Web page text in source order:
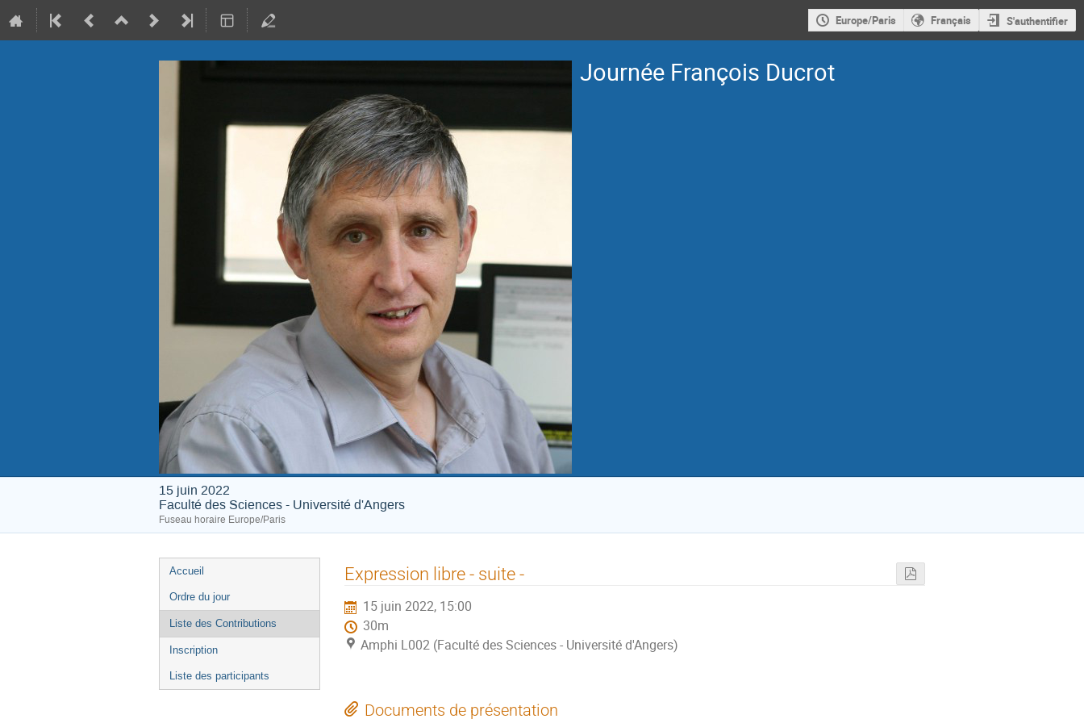
Europe/Paris Français S'authentifier
Journée François Ducrot
15 juin 2022
Faculté des Sciences - Université d'Angers
Fuseau horaire Europe/Paris
Menu
de
l'événement
Accueil
Ordre du jour
Liste des Contributions
Inscription
Liste des participants
Expression libre - suite -
15 juin 2022, 15:00
30m
Amphi L002 (Faculté des Sciences - Université d'Angers)
Documents de présentation